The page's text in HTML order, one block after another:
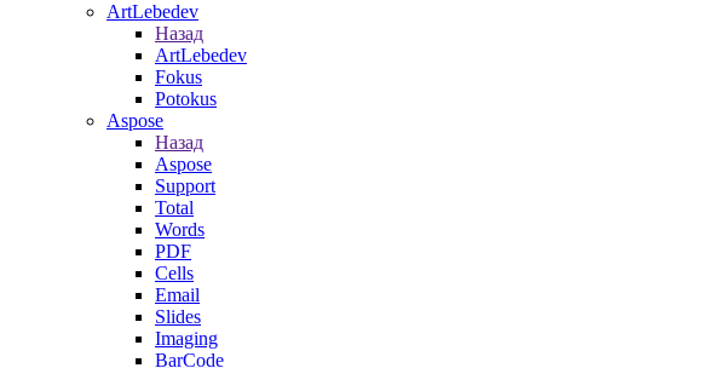
ArtLebedev
Назад
ArtLebedev
Fokus
Potokus
Aspose
Назад
Aspose
Support
Total
Words
PDF
Cells
Email
Slides
Imaging
BarCode